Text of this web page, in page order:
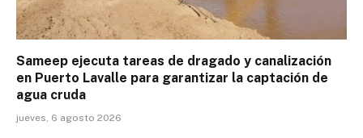
Sameep ejecuta tareas de dragado y canalización
en Puerto Lavalle para garantizar la captación de
agua cruda
jueves, 6 agosto 2026